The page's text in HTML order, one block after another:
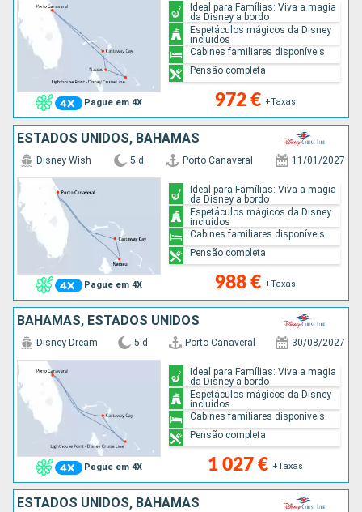
Pague em 4X 972 € +Taxas
Ideal para Famílias: Viva a magia
da Disney a bordo
Espetáculos mágicos da Disney
incluídos
Cabines familiares disponíveis
Pensão completa
ESTADOS UNIDOS, BAHAMAS
Pague em 4X
Disney Wish 5 d Porto Canaveral 11/01/2027
988 € +Taxas
Ideal para Famílias: Viva a magia
da Disney a bordo
Espetáculos mágicos da Disney
incluídos
Cabines familiares disponíveis
Pensão completa
BAHAMAS, ESTADOS UNIDOS
Pague em 4X
Disney Dream 5 d Porto Canaveral 30/08/2027
1 027 € +Taxas
Ideal para Famílias: Viva a magia
da Disney a bordo
Espetáculos mágicos da Disney
incluídos
Cabines familiares disponíveis
Pensão completa
ESTADOS UNIDOS, BAHAMAS